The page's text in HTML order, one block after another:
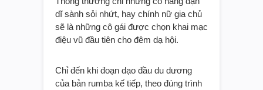
dĩ sành sỏi nhứt, hay chính nữ gia chủ
sẽ là những cô gái được chọn khai mạc
điệu vũ đầu tiên cho đêm dạ hội.
Chỉ đến khi đoạn dạo đầu du dương
của bản rumba kế tiếp, theo đúng trình